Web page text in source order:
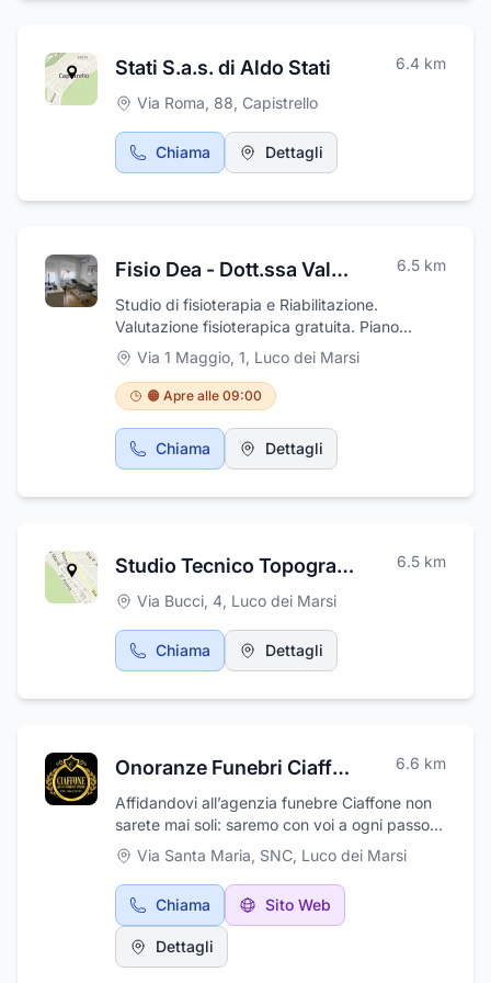
passione per il buon mangiare.
importante di ogni sposa. Francesca Sposi Di
Stati S.a.s. di Aldo Stati 6.4 km
Via Roma, 88, Capistrello
Chiama Dettagli
Fisio Dea - Dott.ssa Valentina De Amicis 6.5 km
Studio di fisioterapia e Riabilitazione.
Valutazione fisioterapica gratuita. Piano
terapeutico personalizzato. Terapie manuali e
apparecchiature elettromedicali
Via 1 Maggio, 1, Luco dei Marsi
🟠 Apre alle 09:00
Chiama Dettagli
Studio Tecnico Topografico Geom. Giovanni Iaboni 6.5 km
Via Bucci, 4, Luco dei Marsi
Chiama Dettagli
Onoranze Funebri Ciaffone 6.6 km
Affidandovi all’agenzia funebre Ciaffone non
sarete mai soli: saremo con voi a ogni passo.
Siamo disponibili 24 ore al giorno, 7 giorni alla
settimana, tutto l'anno. Abbiamo alle spalle
molti anni di servizio nel settore delle pompe
funebri. La nostra esperienza e il desiderio di
aiutare i nostri clienti in uno dei momenti più
difficili ci hanno portato a sviluppare una
Via Santa Maria, SNC, Luco dei Marsi
Chiama Sito Web
Dettagli